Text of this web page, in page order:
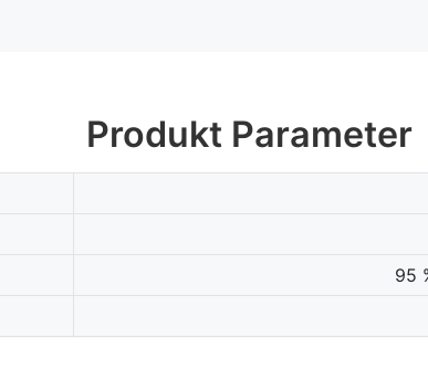
Produkt Parameter
95